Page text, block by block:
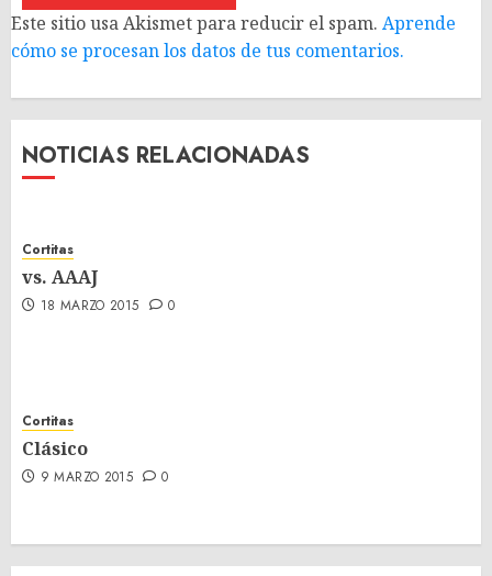
Este sitio usa Akismet para reducir el spam. Aprende
cómo se procesan los datos de tus comentarios.
NOTICIAS RELACIONADAS
Cortitas
vs. AAAJ
18 MARZO 2015 0
Cortitas
Clásico
9 MARZO 2015 0